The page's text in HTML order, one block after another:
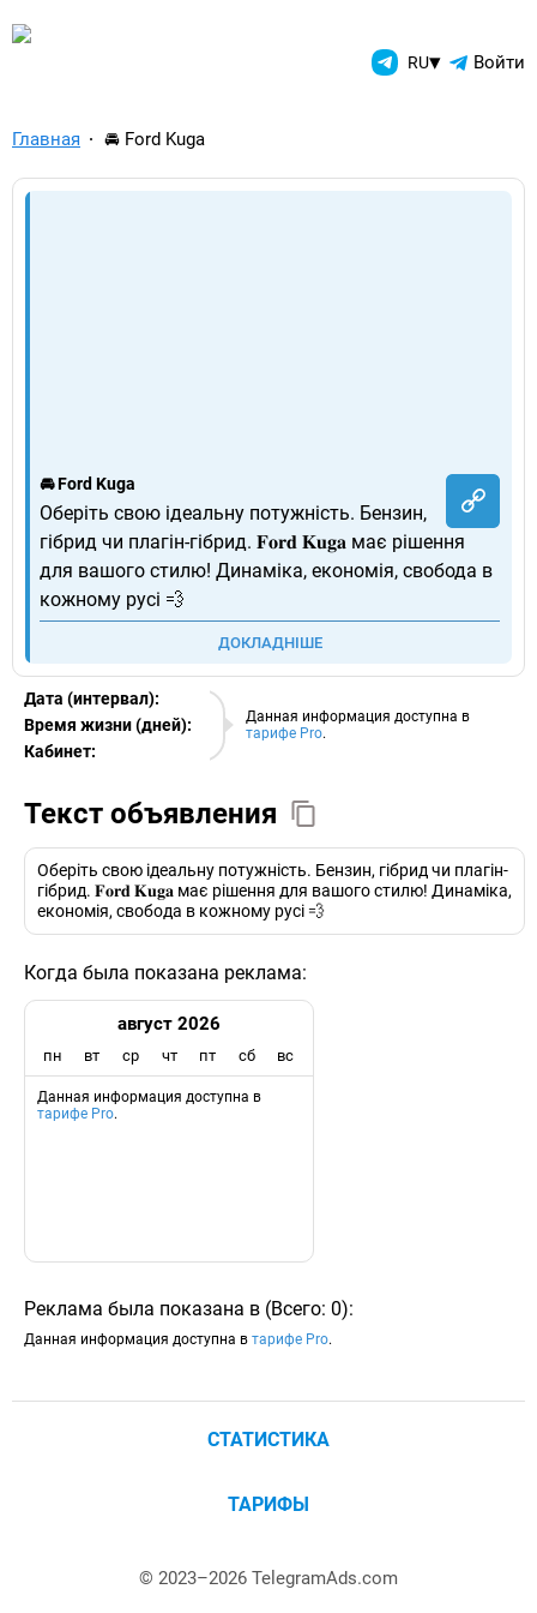
TelegramAds.com — RU▾ Войти
Главная 🚘 Ford Kuga
🚘 Ford Kuga
Оберіть свою ідеальну потужність. Бензин,
гібрид чи плагін-гібрид. 𝐅𝐨𝐫𝐝 𝐊𝐮𝐠𝐚 має рішення
для вашого стилю! Динаміка, економія, свобода в
кожному русі 💨
ДОКЛАДНІШЕ
Данная информация доступна в
тарифе Pro.
Дата (интервал):
07.08.2026
Время жизни (дней):
Кабинет:
EURO
Текст объявления
Оберіть свою ідеальну потужність. Бензин, гібрид чи плагін-
гібрид. 𝐅𝐨𝐫𝐝 𝐊𝐮𝐠𝐚 має рішення для вашого стилю! Динаміка,
економія, свобода в кожному русі 💨
Когда была показана реклама:
август 2026
пн вт ср чт пт сб вс
Данная информация доступна в
тарифе Pro.
Реклама была показана в (Всего: 0):
Данная информация доступна в тарифе Pro.
СТАТИСТИКА
ТАРИФЫ
© 2023–2026 TelegramAds.com